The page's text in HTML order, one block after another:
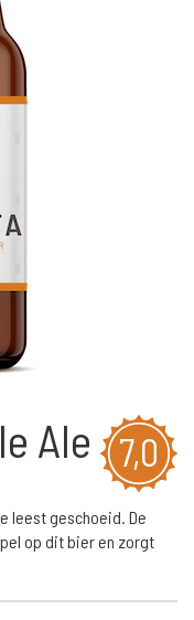
7,0
Ale
leest geschoeid. De
op dit bier en zorgt